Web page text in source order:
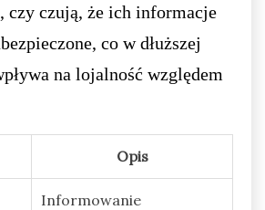
czy czują, że ich informacje
co w dłuższej
na lojalność względem
Opis
Informowanie